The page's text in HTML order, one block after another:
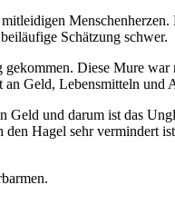
Schätzung schwer.
Diese Mure war
an Geld, Lebensmitteln und
Geld und darum ist das
Hagel sehr vermindert